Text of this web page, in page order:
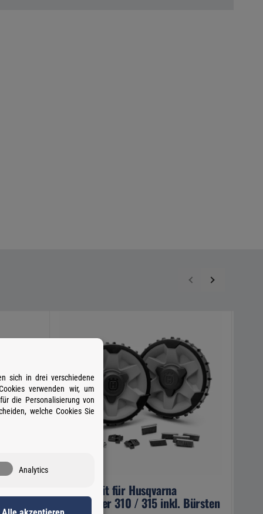
Offroad Kit für Husqvarna
Automower 310 / 315 inkl. Bürsten
sich in drei verschiedene
verwenden wir, um
die Personalisierung von
welche Cookies Sie
Analytics